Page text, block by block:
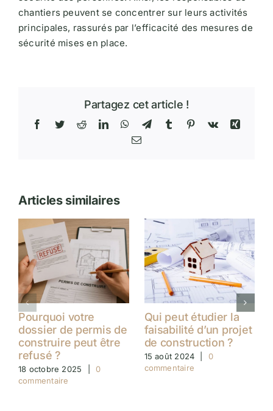
chantiers peuvent se concentrer sur leurs activités
principales, rassurés par l’efficacité des mesures de
sécurité mises en place.
Partagez cet article !
Facebook
TwitterRedditLinkedInWhatsApp
TelegramTumblr Pinterest
Vk
Xing
Email
Articles similaires
Pourquoi votre
dossier de permis de
construire peut être
refusé ?
18 octobre 2025
0
commentaire
Qui peut étudier la
faisabilité d’un projet
de construction ?
15 août 2024
0
commentaire